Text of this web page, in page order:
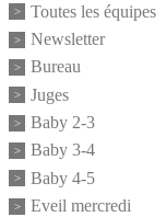
Toutes les équipes
Newsletter
Bureau
Juges
Baby 2-3
Baby 3-4
Baby 4-5
Eveil mercredi